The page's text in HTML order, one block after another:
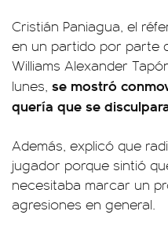
Cristián Paniagua, el
en un partido por parte
Williams Alexander
lunes, se mostró
quería que se
Además, explicó que
jugador porque sintió
necesitaba marcar un
agresiones en general.